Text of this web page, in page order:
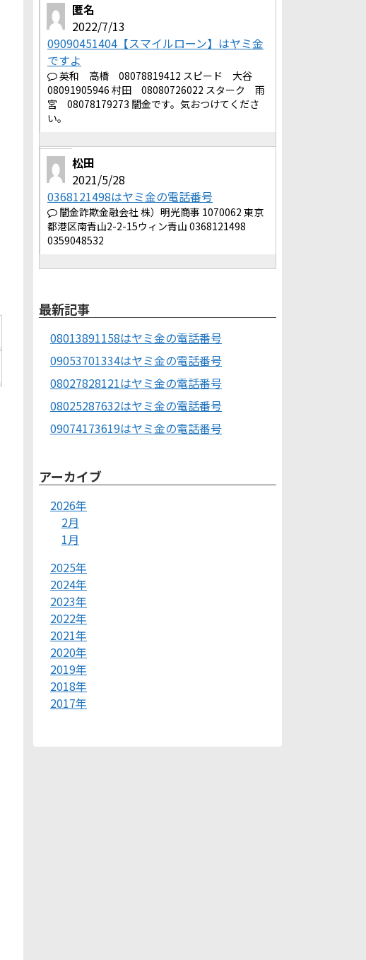
匿名
2022/7/13
09090451404【スマイルローン】はヤミ金
ですよ
英和 高橋 08078819412 スピード 大谷
08091905946 村田 08080726022 スターク 雨
宮 08078179273 闇金です。気おつけてくださ
い。
松田
2021/5/28
0368121498はヤミ金の電話番号
闇金詐欺金融会社 株）明光商事 1070062 東京
都港区南青山2-2-15ウィン青山 0368121498
0359048532
最新記事
08013891158はヤミ金の電話番号
09053701334はヤミ金の電話番号
08027828121はヤミ金の電話番号
08025287632はヤミ金の電話番号
09074173619はヤミ金の電話番号
アーカイブ
2026年
2月
1月
2025年
2024年
2023年
2022年
2021年
2020年
2019年
2018年
2017年